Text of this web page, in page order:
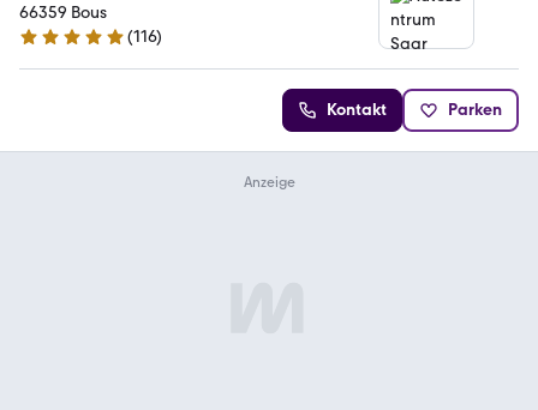
66359 Bous
5 Sterne
(116)
Kontakt Parken